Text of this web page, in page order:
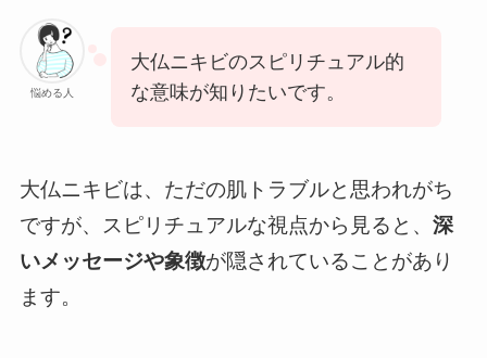
悩める人
大仏ニキビのスピリチュアル的
な意味が知りたいです。
大仏ニキビは、ただの肌トラブルと思われがち
ですが、スピリチュアルな視点から見ると、 深
いメッセージや象徴が隠されていることがあり
ます。